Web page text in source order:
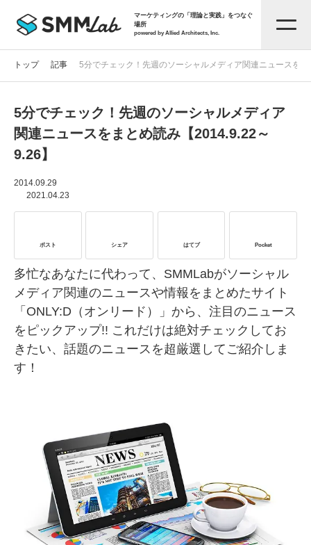
マーケティングの「理論と実践」をつなぐ
場所
powered by Allied Architects, Inc.
記事一覧
お役立ち資料
サービス資料
SMMLabについて
トップ 記事 5分でチェック！先週のソーシャルメディア関連ニュースを
5分でチェック！先週のソーシャルメディア
関連ニュースをまとめ読み【2014.9.22～
9.26】
2014.09.29
2021.04.23
ポスト シェア はてブ Pocket
多忙なあなたに代わって、SMMLabがソーシャル
メディア関連のニュースや情報をまとめたサイト
「ONLY:D（オンリード）」から、注目のニュース
をピックアップ!! これだけは絶対チェックしてお
きたい、話題のニュースを超厳選してご紹介しま
す！